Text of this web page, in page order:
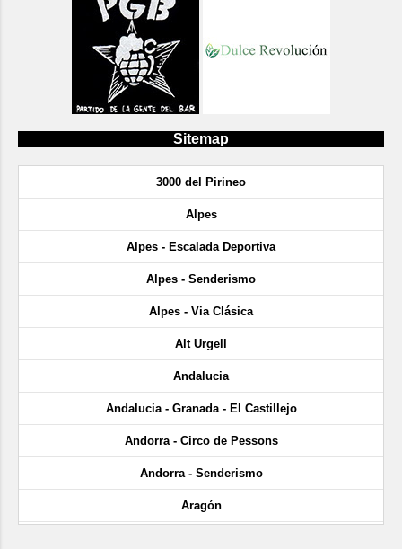
Sitemap
3000 del Pirineo
Alpes
Alpes - Escalada Deportiva
Alpes - Senderismo
Alpes - Via Clásica
Alt Urgell
Andalucia
Andalucia - Granada - El Castillejo
Andorra - Circo de Pessons
Andorra - Senderismo
Aragón